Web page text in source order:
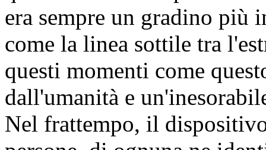
era sempre un gradino più
come la linea sottile tra
questi momenti come
dall'umanità e
Nel frattempo, il